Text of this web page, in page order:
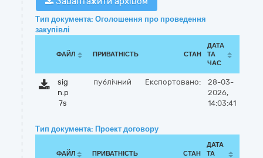
Тип документа: Оголошення про проведення
закупівлі
ФАЙЛ ПРИВАТНІСТЬ СТАН
ДАТА
ТА
ЧАС
sig
n.p
7s
публічний Експортовано:
28-03-
2026,
14:03:41
Тип документа: Проект договору
ФАЙЛ ПРИВАТНІСТЬ СТАН
ДАТА
ТА